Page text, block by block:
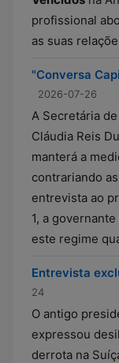
profissional
as suas
"Conversa
2026-07-26
A Secretária
Cláudia Reis
manterá a
contrariando
entrevista ao
1, a
este regime
Entrevista
24
O antigo
expressou
derrota na